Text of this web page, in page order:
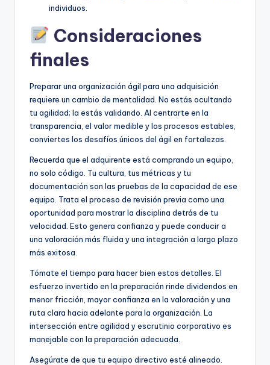
individuos.
Consideraciones
finales
Preparar una organización ágil para una adquisición
requiere un cambio de mentalidad. No estás ocultando
tu agilidad; la estás validando. Al centrarte en la
transparencia, el valor medible y los procesos estables,
conviertes los desafíos únicos del ágil en fortalezas.
Recuerda que el adquirente está comprando un equipo,
no solo código. Tu cultura, tus métricas y tu
documentación son las pruebas de la capacidad de ese
equipo. Trata el proceso de revisión previa como una
oportunidad para mostrar la disciplina detrás de tu
velocidad. Esto genera confianza y puede conducir a
una valoración más fluida y una integración a largo plazo
más exitosa.
Tómate el tiempo para hacer bien estos detalles. El
esfuerzo invertido en la preparación rinde dividendos en
menor fricción, mayor confianza en la valoración y una
ruta clara hacia adelante para la organización. La
intersección entre agilidad y escrutinio corporativo es
manejable con la preparación adecuada.
Asegúrate de que tu equipo directivo esté alineado.